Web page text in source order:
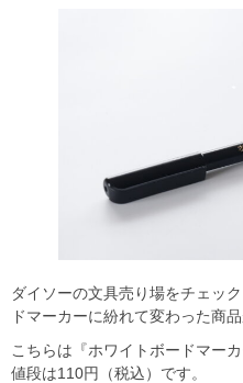
ダイソーの文具売り場をチェッ
ドマーカーに紛れて変わった商
こちらは『ホワイトボードマー
値段は110円（税込）です。